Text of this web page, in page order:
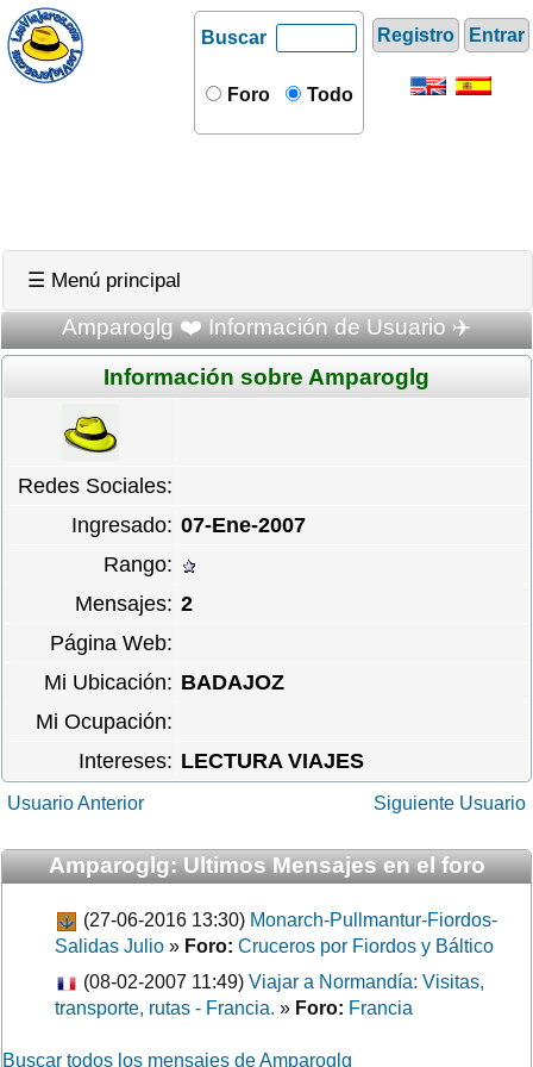
Registro Entrar
Buscar
Foro Todo
☰ Menú principal
Amparoglg ❤️ Información de Usuario ✈️
Información sobre Amparoglg
Redes Sociales:
Ingresado: 07-Ene-2007
Rango:
Mensajes: 2
Página Web:
Mi Ubicación: BADAJOZ
Mi Ocupación:
Intereses: LECTURA VIAJES
Usuario Anterior Siguiente Usuario
Amparoglg: Ultimos Mensajes en el foro
(27-06-2016 13:30) Monarch-Pullmantur-Fiordos-
Salidas Julio » Foro: Cruceros por Fiordos y Báltico
(08-02-2007 11:49) Viajar a Normandía: Visitas,
transporte, rutas - Francia. » Foro: Francia
Buscar todos los mensajes de Amparoglg